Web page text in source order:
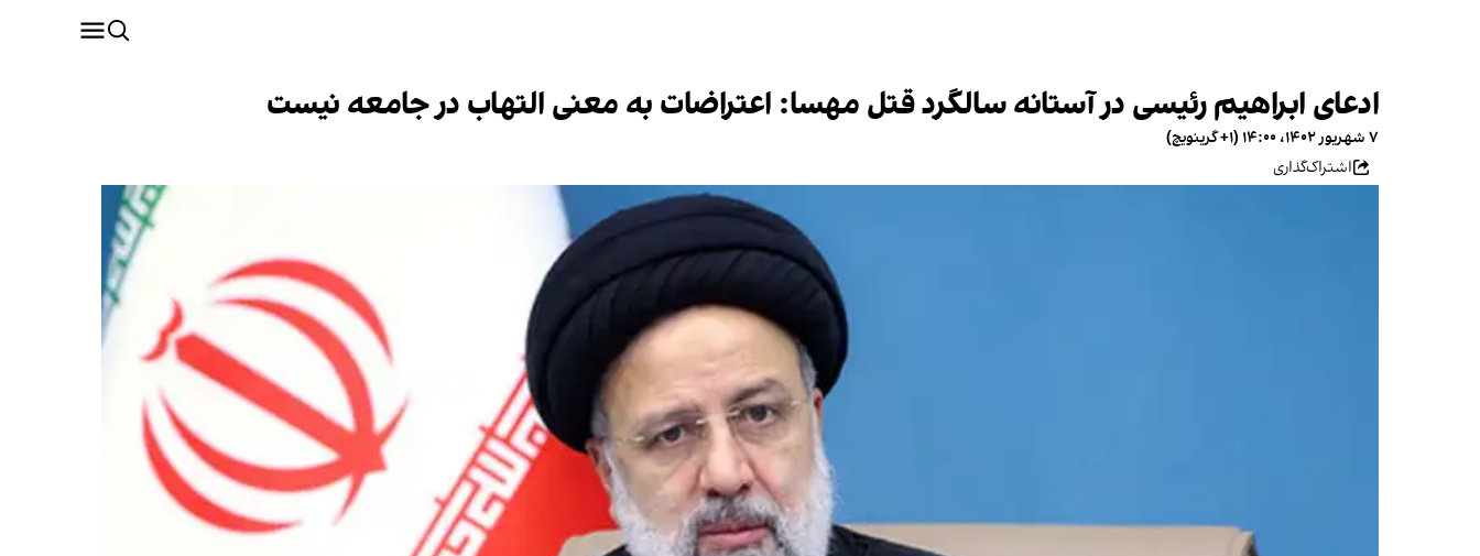
ادعای ابراهیم رئیسی در آستانه سالگرد قتل مهسا: اعتراضات به معنی التهاب در جامعه نیست
۷ شهریور ۱۴۰۲، ۱۴:۰۰ (‎+۱ گرینویچ)
اشتراک‌گذاری